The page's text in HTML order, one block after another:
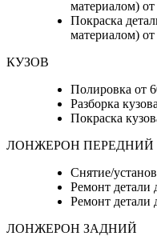
материалом)
Покраска
материалом)
КУЗОВ
Полировка от
Разборка
Покраска
ЛОНЖЕРОН ПЕРЕДНИЙ
Снятие/
Ремонт детали
Ремонт детали
ЛОНЖЕРОН ЗАДНИЙ